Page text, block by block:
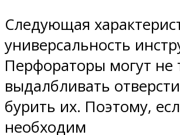
Следующая
универсальность
Перфораторы могут не
выдалбливать
бурить их. Поэтому,
необходим